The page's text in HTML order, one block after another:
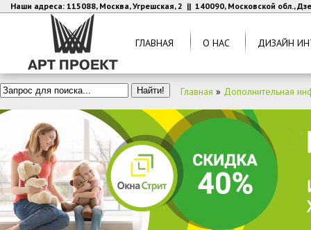
Наши адреса: 115088, Москва, Угрешская, 2 || 140090, Московской обл.,
ГЛАВНАЯ О НАС ДИЗАЙН
Главная » Дополнительная